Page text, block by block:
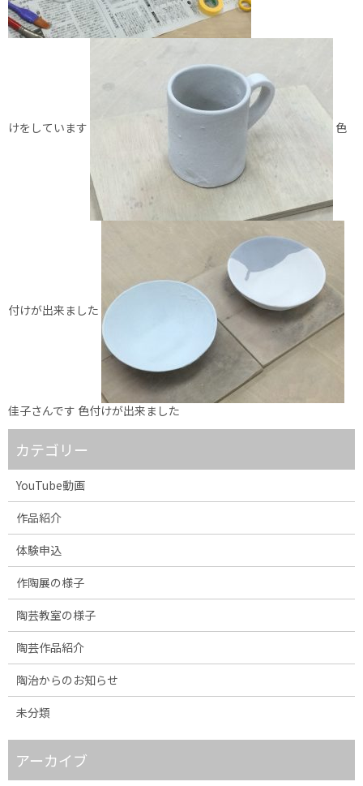
けをしています 色
付けが出来ました
佳子さんです 色付けが出来ました
カテゴリー
YouTube動画
作品紹介
体験申込
作陶展の様子
陶芸教室の様子
陶芸作品紹介
陶治からのお知らせ
未分類
アーカイブ